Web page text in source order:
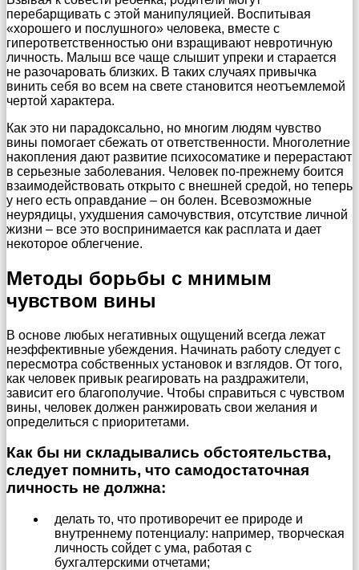
перебарщивать с этой манипуляцией. Воспитывая
«хорошего и послушного» человека, вместе с
гиперответственностью они взращивают невротичную
личность. Малыш все чаще слышит упреки и старается
не разочаровать близких. В таких случаях привычка
винить себя во всем на свете становится неотъемлемой
чертой характера.
Как это ни парадоксально, но многим людям чувство
вины помогает сбежать от ответственности. Многолетние
накопления дают развитие психосоматике и перерастают
в серьезные заболевания. Человек по-прежнему боится
взаимодействовать открыто с внешней средой, но теперь
у него есть оправдание – он болен. Всевозможные
неурядицы, ухудшения самочувствия, отсутствие личной
жизни – все это воспринимается как расплата и дает
некоторое облегчение.
Методы борьбы с мнимым
чувством вины
В основе любых негативных ощущений всегда лежат
неэффективные убеждения. Начинать работу следует с
пересмотра собственных установок и взглядов. От того,
как человек привык реагировать на раздражители,
зависит его благополучие. Чтобы справиться с чувством
вины, человек должен ранжировать свои желания и
определиться с приоритетами.
Как бы ни складывались обстоятельства,
следует помнить, что самодостаточная
личность не должна:
делать то, что противоречит ее природе и
внутреннему потенциалу: например, творческая
личность сойдет с ума, работая с
бухгалтерскими отчетами;